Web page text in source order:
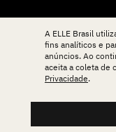
POLÍTICA DE
TERMOS DE USO
A ELLE Brasil
fins analíticos e
anúncios. Ao
aceita a coleta de
Privacidade.